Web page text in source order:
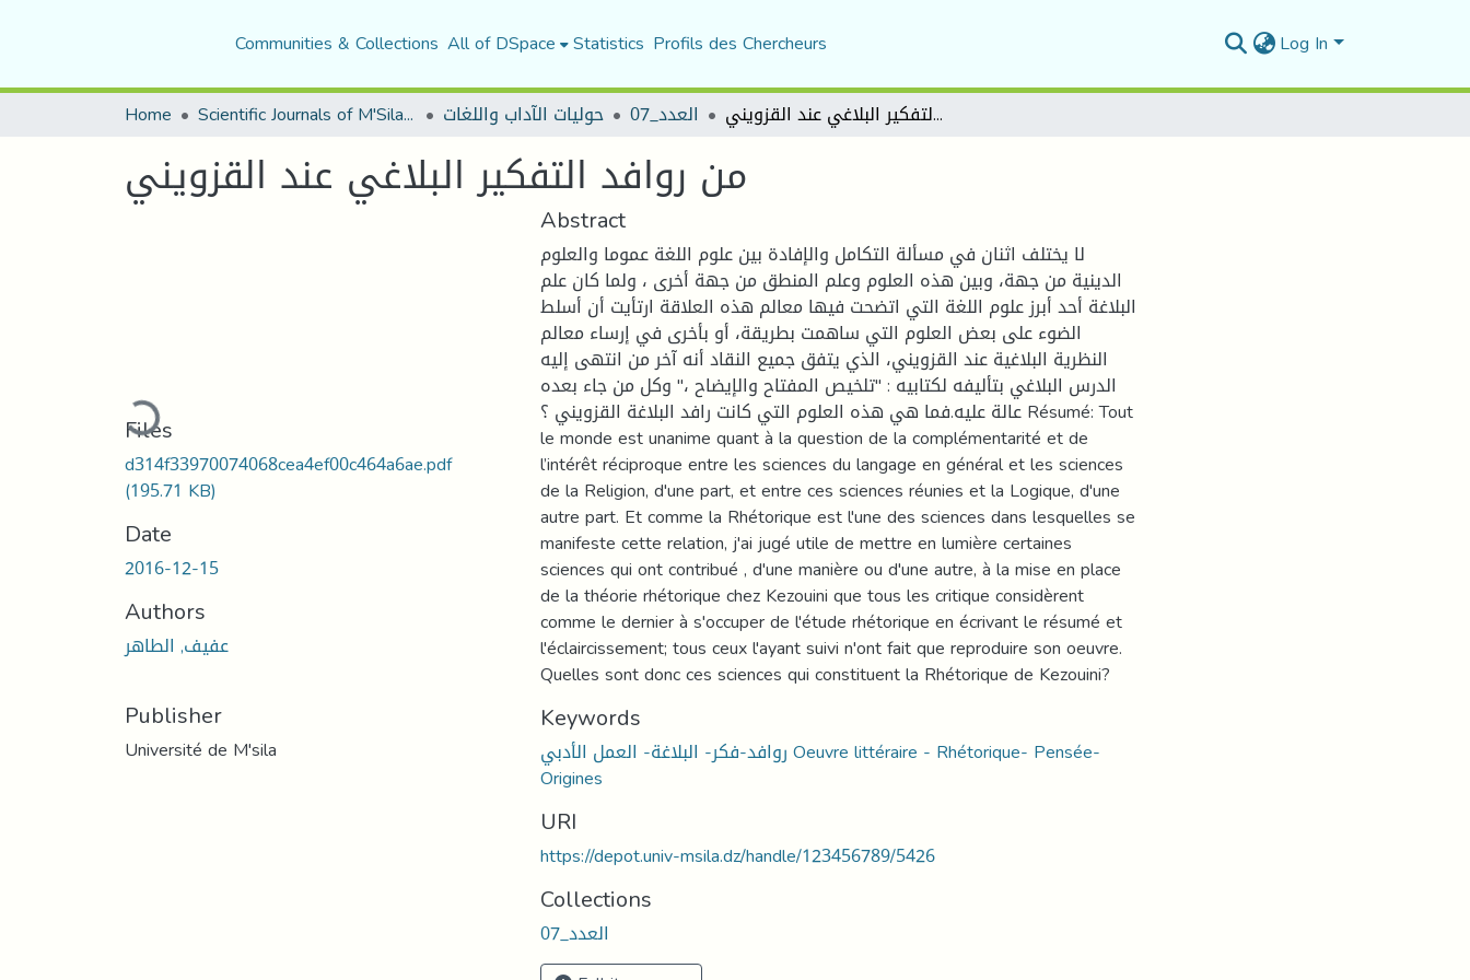
Communities & Collections All of DSpace Statistics Profils des Chercheurs Log In
Home Scientific Journals of M'Sila University حوليات الآداب واللغات العدد_07 من روافد التفكير البلاغي عند القزويني
من روافد التفكير البلاغي عند القزويني
Loading...
Files
d314f33970074068cea4ef00c464a6ae.pdf
(195.71 KB)
Date
2016-12-15
Authors
عفيف, الطاهر
Publisher
Université de M'sila
Abstract
لا يختلف اثنان في مسألة التكامل والإفادة بين علوم اللغة عموما والعلوم
الدينية من جهة، وبين هذه العلوم وعلم المنطق من جهة أخرى ، ولما كان علم
البلاغة أحد أبرز علوم اللغة التي اتضحت فيها معالم هذه العلاقة ارتأيت أن أسلط
الضوء على بعض العلوم التي ساهمت بطريقة، أو بأخرى في إرساء معالم
النظرية البلاغية عند القزويني، الذي يتفق جميع النقاد أنه آخر من انتهى إليه
الدرس البلاغي بتأليفه لكتابيه : "تلخيص المفتاح والإيضاح ،" وكل من جاء بعده
عالة عليه.فما هي هذه العلوم التي كانت رافد البلاغة القزويني ؟ Résumé: Tout
le monde est unanime quant à la question de la complémentarité et de
l’intérêt réciproque entre les sciences du langage en général et les sciences
de la Religion, d'une part, et entre ces sciences réunies et la Logique, d'une
autre part. Et comme la Rhétorique est l'une des sciences dans lesquelles se
manifeste cette relation, j'ai jugé utile de mettre en lumière certaines
sciences qui ont contribué , d'une manière ou d'une autre, à la mise en place
de la théorie rhétorique chez Kezouini que tous les critique considèrent
comme le dernier à s'occuper de l'étude rhétorique en écrivant le résumé et
l'éclaircissement; tous ceux l'ayant suivi n'ont fait que reproduire son oeuvre.
Quelles sont donc ces sciences qui constituent la Rhétorique de Kezouini?
Keywords
روافد-فكر- البلاغة- العمل الأدبي Oeuvre littéraire - Rhétorique- Pensée-
Origines
URI
https://depot.univ-msila.dz/handle/123456789/5426
Collections
العدد_07